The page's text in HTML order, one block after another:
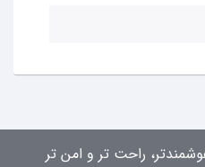
راحت تر و امن تر